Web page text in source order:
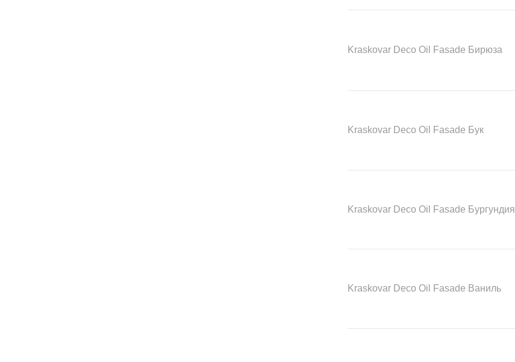
Kraskovar Deco Oil Fasade Бирюза
Kraskovar Deco Oil Fasade Бук
Kraskovar Deco Oil Fasade Бургундия
Kraskovar Deco Oil Fasade Ваниль